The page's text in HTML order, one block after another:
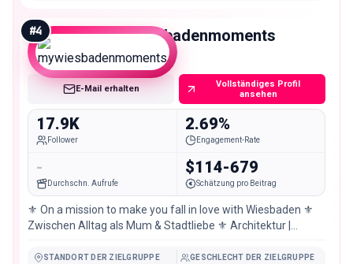
#4 mywiesbadenmoments
Micro
E-Mail erhalten
Vollständiges Profil
ansehen
17.9K
Follower
2.69%
Engagement-Rate
-
Durchschn. Aufrufe
$114-679
Schätzung pro Beitrag
⚜️ On a mission to make you fall in love with Wiesbaden ⚜️
Zwischen Alltag als Mum & Stadtliebe ⚜️ Architektur |
STANDORT DER ZIELGRUPPE GESCHLECHT DER ZIELGRUPPE